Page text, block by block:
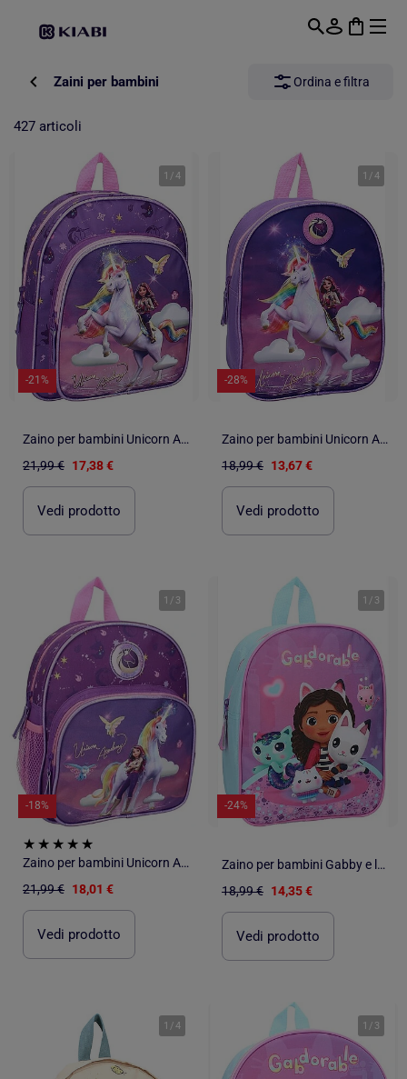
Zaini per bambini Ordina e filtra
427 articoli
1 /4
-21%
Zaino per bambini Unicorn Academy per la scuola dell'infanzia
21,99 € 17,38 €
Vedi prodotto
1 /4
-28%
Zaino per bambini Unicorn Academy per la scuola dell'infanzia
18,99 € 13,67 €
Vedi prodotto
1 / 3
-18%
Zaino per bambini Unicorn Academy per la scuola dell'infanzia
21,99 € 18,01 €
Vedi prodotto
1 / 3
-24%
Zaino per bambini Gabby e la casa magica per la scuola dell'infanzia
18,99 € 14,35 €
Vedi prodotto
1 /4 1 / 3